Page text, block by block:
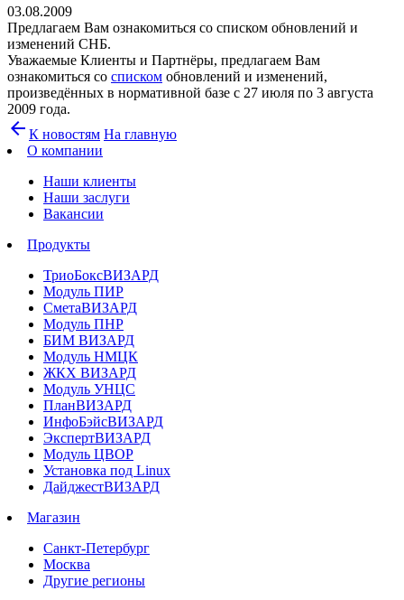
03.08.2009
Предлагаем Вам ознакомиться со списком обновлений и
изменений СНБ.
Уважаемые Клиенты и Партнёры, предлагаем Вам
ознакомиться со списком обновлений и изменений,
произведённых в нормативной базе c 27 июля по 3 августа
2009 года.
arrow_back К новостям На главную
О компании
Наши клиенты
Наши заслуги
Вакансии
Продукты
ТриоБоксВИЗАРД
Модуль ПИР
СметаВИЗАРД
Модуль ПНР
БИМ ВИЗАРД
Модуль НМЦК
ЖКХ ВИЗАРД
Модуль УНЦС
ПланВИЗАРД
ИнфоБэйсВИЗАРД
ЭкспертВИЗАРД
Модуль ЦВОР
Установка под Linux
ДайджестВИЗАРД
Магазин
Санкт-Петербург
Москва
Другие регионы